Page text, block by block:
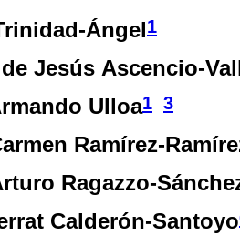
Ángel1
Jesús Ascencio-
Ulloa1 3
Ramírez-
Ragazzo-
Calderón-Santoyo